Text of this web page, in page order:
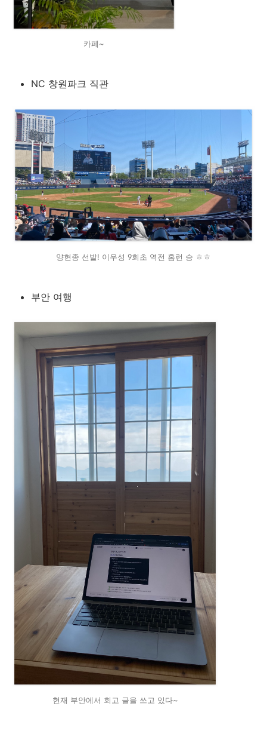
카페~
NC 창원파크 직관
양현종 선발! 이우성 9회초 역전 홈런 승 ㅎㅎ
부안 여행
현재 부안에서 회고 글을 쓰고 있다~